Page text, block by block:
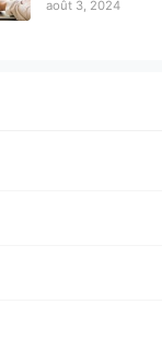
août 3, 2024